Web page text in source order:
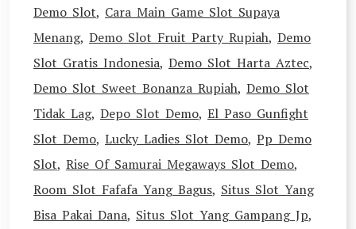
Demo Slot, Cara Main Game Slot Supaya
Menang, Demo Slot Fruit Party Rupiah, Demo
Slot Gratis Indonesia, Demo Slot Harta Aztec,
Demo Slot Sweet Bonanza Rupiah, Demo Slot
Tidak Lag, Depo Slot Demo, El Paso Gunfight
Slot Demo, Lucky Ladies Slot Demo, Pp Demo
Slot, Rise Of Samurai Megaways Slot Demo,
Room Slot Fafafa Yang Bagus, Situs Slot Yang
Bisa Pakai Dana, Situs Slot Yang Gampang Jp,